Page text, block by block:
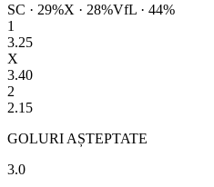
SC · 29%X · 28%VfL · 44%
1
3.25
X
3.40
2
2.15
GOLURI AȘTEPTATE
3.0